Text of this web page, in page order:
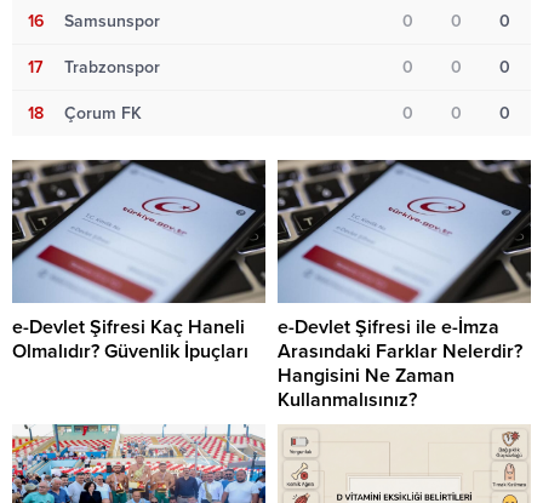
16 Samsunspor 0 0 0
17 Trabzonspor 0 0 0
18 Çorum FK 0 0 0
e-Devlet Şifresi Kaç Haneli
Olmalıdır? Güvenlik İpuçları
e-Devlet Şifresi ile e-İmza
Arasındaki Farklar Nelerdir?
Hangisini Ne Zaman
Kullanmalısınız?